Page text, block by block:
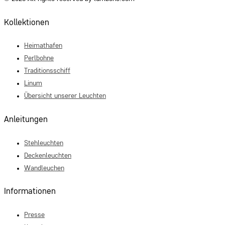
Kollektionen
Heimathafen
Perlbohne
Traditionsschiff
Linum
Übersicht unserer Leuchten
Anleitungen
Stehleuchten
Deckenleuchten
Wandleuchen
Informationen
Presse